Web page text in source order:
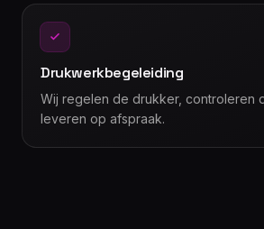
Drukwerkbegeleiding
Wij regelen de drukker, controleren
leveren op afspraak.